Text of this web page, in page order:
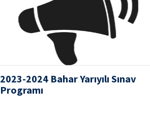
2023-2024 Bahar Yarıyılı Sınav
Programı